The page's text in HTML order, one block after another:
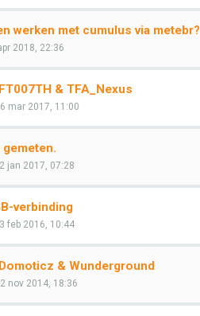
werken met cumulus via metebr?
2018, 22:36
& TFA_Nexus
mar 2017, 11:00
jan 2017, 07:28
verbinding
feb 2016, 10:44
& Wunderground
nov 2014, 18:36